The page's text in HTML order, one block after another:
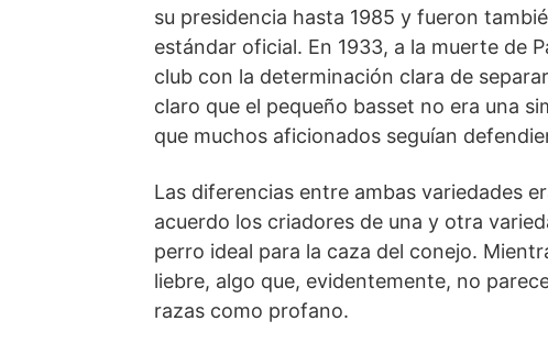
su presidencia hasta 1985 y fueron
estándar oficial. En 1933, a la muerte de
club con la determinación clara de
claro que el pequeño basset no era una
que muchos aficionados seguían
Las diferencias entre ambas variedades
acuerdo los criadores de una y otra
perro ideal para la caza del conejo.
liebre, algo que, evidentemente, no
razas como profano.